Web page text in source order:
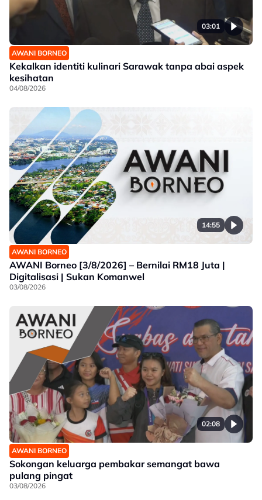
03:01
AWANI BORNEO
Kekalkan identiti kulinari Sarawak tanpa abai aspek
kesihatan
04/08/2026
14:55
AWANI BORNEO
AWANI Borneo [3/8/2026] – Bernilai RM18 Juta |
Digitalisasi | Sukan Komanwel
03/08/2026
02:08
AWANI BORNEO
Sokongan keluarga pembakar semangat bawa
pulang pingat
03/08/2026